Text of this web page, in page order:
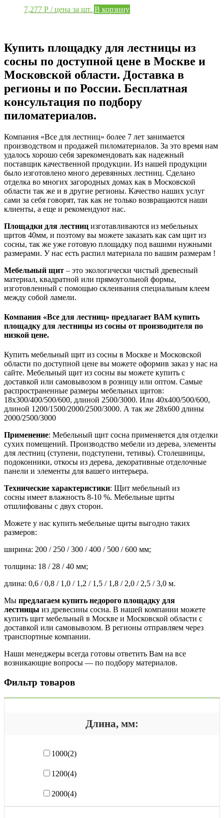
7,277 Р / цена за шт. В корзину
Купить площадку для лестницы из
сосны по доступной цене в Москве и
Московской области. Доставка в
регионы и по России. Бесплатная
консультация по подбору
пиломатериалов.
Компания «Все для лестниц» более 7 лет занимается
производством и продажей пиломатериалов. За это время нам
удалось хорошо себя зарекомендовать как надежный
поставщик качественной продукции. Из нашей продукции
было изготовлено много деревянных лестниц. Сделано
отделка во многих загородных домах как в Московской
области так же и в другие регионы. Качество наших услуг
сами за себя говорят, так как не только возвращаются наши
клиенты, а еще и рекомендуют нас.
Площадки для лестниц изготавливаются из мебельных
щитов 40мм, и поэтому вы можете заказать как сам щит из
сосны, так же уже готовую площадку под вашими нужными
размерами. У нас есть распил материала по вашим размерам !
Мебельный щит – это экологически чистый древесный
материал, квадратной или прямоугольной формы,
изготовленный с помощью склеивания специальным клеем
между собой ламели.
Компания «Все для лестниц» предлагает ВАМ купить
площадку для лестницы из сосны от производителя по
низкой цене.
Купить мебельный щит из сосны в Москве и Московской
области по доступной цене вы можете оформив заказ у нас на
сайте. Мебельный щит из сосны вы можете купить с
доставкой или самовывозом в розницу или оптом. Самые
распространенные размеры мебельных щитов:
18х300/400/500/600, длиной 2500/3000. Или 40х400/500/600,
длиной 1200/1500/2000/2500/3000. А так же 28х600 длины
2000/2500/3000
Применение: Мебельный щит сосна применяется для отделки
сухих помещений. Производство мебели из дерева, элементы
для лестниц (ступени, подступени, тетивы). Столешницы,
подоконники, откосы из дерева, декоративные отделочные
панели и элементы для вашего интерьера.
Технические характеристики: Щит мебельный из
сосны имеет влажность 8-10 %. Мебельные щиты
отшлифованы с двух сторон.
Можете у нас купить мебельные щиты выгодно таких
размеров:
ширина: 200 / 250 / 300 / 400 / 500 / 600 мм;
толщина: 18 / 28 / 40 мм;
длина: 0,6 / 0,8 / 1,0 / 1,2 / 1,5 / 1,8 / 2,0 / 2,5 / 3,0 м.
Мы предлагаем купить недорого площадку для
лестницы из древесины сосна. В нашей компании можете
купить щит мебельный в Москве и Московской области с
доставкой или самовывозом. В регионы отправляем через
транспортные компании.
Наши менеджеры всегда готовы ответить Вам на все
возникающие вопросы — по подбору материалов.
Фильтр товаров
Длина, мм:
1000(2)
1200(4)
2000(4)